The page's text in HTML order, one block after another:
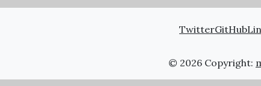
TwitterGitHub
© 2026 Copyright: